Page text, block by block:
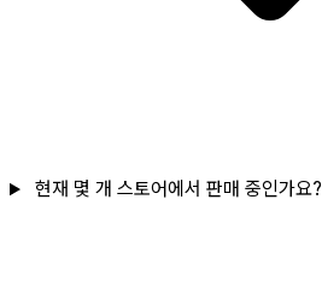
현재 몇 개 스토어에서 판매 중인가요?